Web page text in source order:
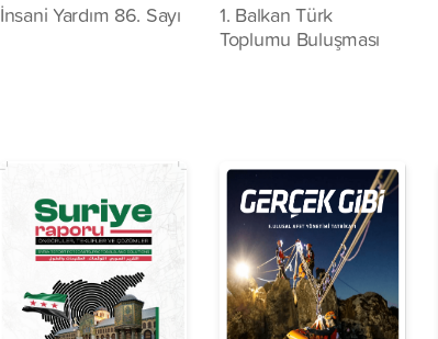
İnsani Yardım 86. Sayı
1. Balkan Türk
Toplumu Buluşması